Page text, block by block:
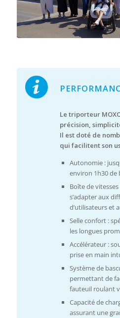
Le triporteur
précision,
Il est doté de
qui facilitent son
Autonomie :
environ 1h30 de
Boîte de
s’adapter aux
d’utilisateurs et
Selle confort :
les longues
Accélérateur :
prise en main
Système de
permettant de
fauteuil roulant
Capacité de
assurant une